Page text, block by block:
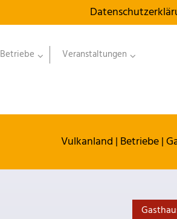
Betriebe Veranstaltungen
Vulkanland | Betriebe|